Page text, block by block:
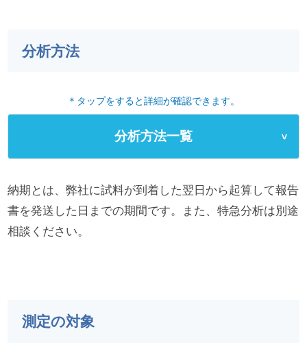
分析方法
＊タップをすると詳細が確認できます。
分析方法一覧
納期とは、弊社に試料が到着した翌日から起算して報告
書を発送した日までの期間です。また、特急分析は別途
相談ください。
測定の対象